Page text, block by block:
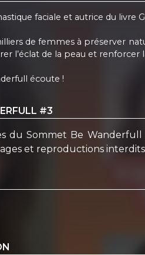
faciale et autrice du livre
de femmes à préserver
l’éclat de la peau et renforcer
écoute !
#3
du Sommet Be
et reproductions